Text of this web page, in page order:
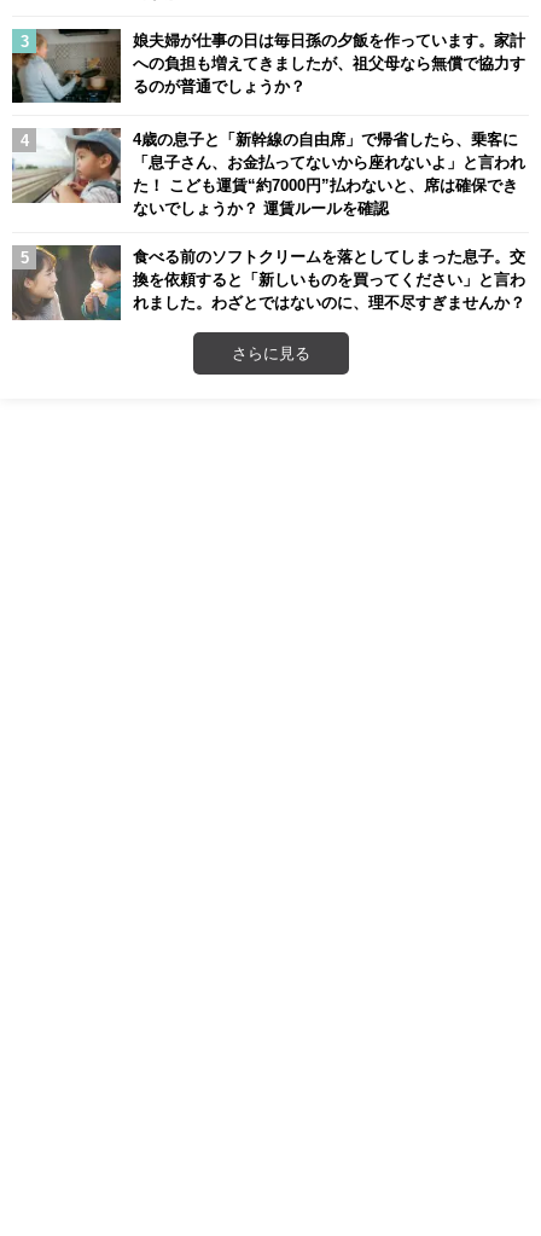
娘夫婦が仕事の日は毎日孫の夕飯を作っています。家計
への負担も増えてきましたが、祖父母なら無償で協力す
るのが普通でしょうか？
4歳の息子と「新幹線の自由席」で帰省したら、乗客に
「息子さん、お金払ってないから座れないよ」と言われ
た！ こども運賃“約7000円”払わないと、席は確保でき
ないでしょうか？ 運賃ルールを確認
食べる前のソフトクリームを落としてしまった息子。交
換を依頼すると「新しいものを買ってください」と言わ
れました。わざとではないのに、理不尽すぎませんか？
さらに見る